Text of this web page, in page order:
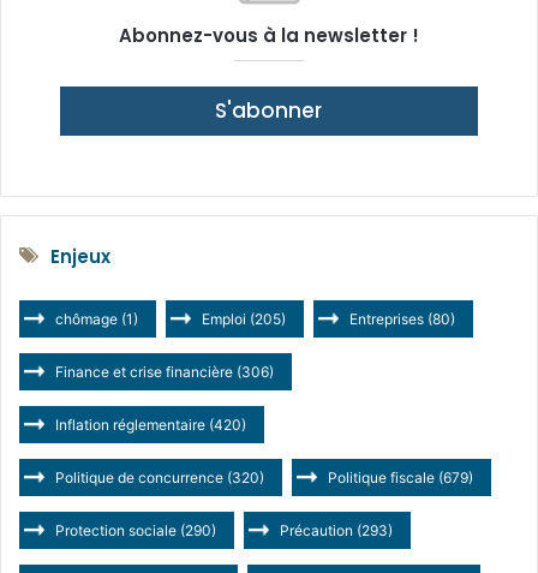
Abonnez-vous à la newsletter !
S'abonner
Enjeux
chômage (1) Emploi (205) Entreprises (80)
Finance et crise financière (306)
Inflation réglementaire (420)
Politique de concurrence (320) Politique fiscale (679)
Protection sociale (290) Précaution (293)